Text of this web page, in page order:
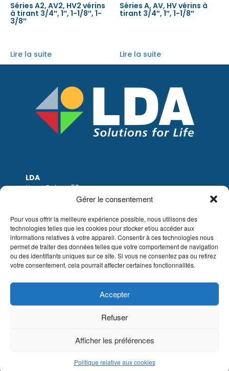
Gérer le consentement
Pour vous offrir la meilleure expérience possible, nous utilisons des
technologies telles que les cookies pour stocker et/ou accéder aux
informations relatives à votre appareil. Consentir à ces technologies nous
permet de traiter des données telles que votre comportement de navigation
ou des identifiants uniques sur ce site. Si vous ne consentez pas ou retirez
votre consentement, cela pourrait affecter certaines fonctionnalités.
Accepter
Refuser
Afficher les préférences
Politique relative aux cookies
Séries A2, AV2, HV2 vérins
à tirant 3/4″, 1″, 1-1/8″, 1-
3/8″
Lire la suite
Séries A, AV, HV vérins à
tirant 3/4″, 1″, 1-1/8″
Lire la suite
LDA
Hoge Buizen 53
TVA: BE0405.895.609
IBAN: KBC / BE51 7340 2410 9862
BIC: KBC / KREDBEBB
Mentions légales|Avis de non-responsabilité
par e-mail|Conditions de vente
© LDA Belgium, tous droits réservés.